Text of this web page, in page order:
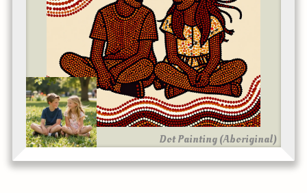
Dot Painting (Aboriginal)